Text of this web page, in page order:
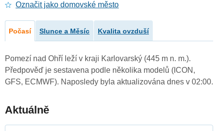
Označit jako domovské město
Počasí Slunce a Měsíc Kvalita ovzduší
Pomezí nad Ohří leží v kraji Karlovarský (445 m n. m.).
Předpověď je sestavena podle několika modelů (ICON,
GFS, ECMWF). Naposledy byla aktualizována dnes v 02:00.
Aktuálně